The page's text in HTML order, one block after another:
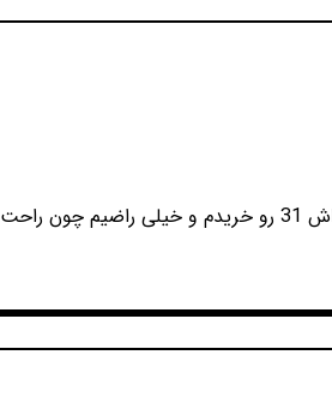
من کانتور چرب استفاده میکنم و دوست دارم خیلی ظریف و خطی این کار رو انجام بدم براش 31 رو خریدم و خیلی راضیم چون راحت